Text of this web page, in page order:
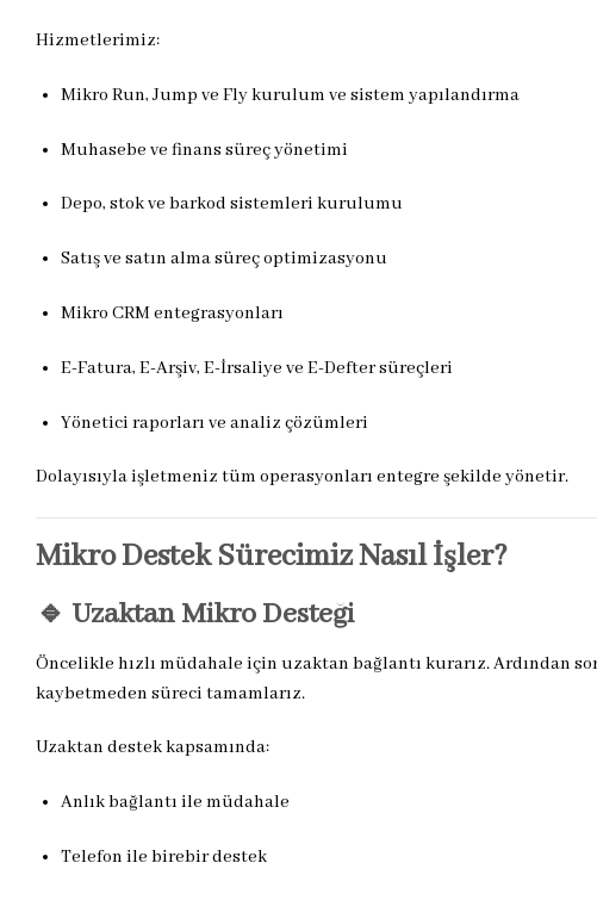
Hizmetlerimiz:
Mikro Run, Jump ve Fly kurulum ve sistem yapılandırma
Muhasebe ve finans süreç yönetimi
Depo, stok ve barkod sistemleri kurulumu
Satış ve satın alma süreç optimizasyonu
Mikro CRM entegrasyonları
E-Fatura, E-Arşiv, E-İrsaliye ve E-Defter süreçleri
Yönetici raporları ve analiz çözümleri
Dolayısıyla işletmeniz tüm operasyonları entegre şekilde yönetir.
Mikro Destek Sürecimiz Nasıl İşler?
🔹 Uzaktan Mikro Desteği
Öncelikle hızlı müdahale için uzaktan bağlantı kurarız. Ardından
kaybetmeden süreci tamamlarız.
Uzaktan destek kapsamında:
Anlık bağlantı ile müdahale
Telefon ile birebir destek